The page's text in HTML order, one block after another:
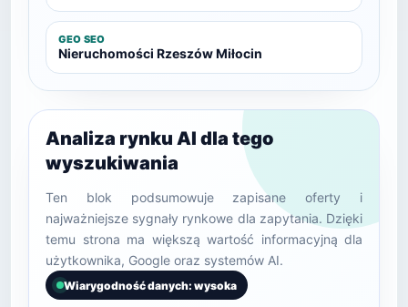
GEO SEO
Nieruchomości Rzeszów Miłocin
Analiza rynku AI dla tego
wyszukiwania
Ten blok podsumowuje zapisane oferty i
najważniejsze sygnały rynkowe dla zapytania. Dzięki
temu strona ma większą wartość informacyjną dla
użytkownika, Google oraz systemów AI.
Wiarygodność danych: wysoka